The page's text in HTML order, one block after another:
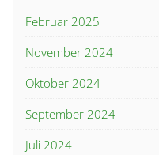
Februar 2025
November 2024
Oktober 2024
September 2024
Juli 2024